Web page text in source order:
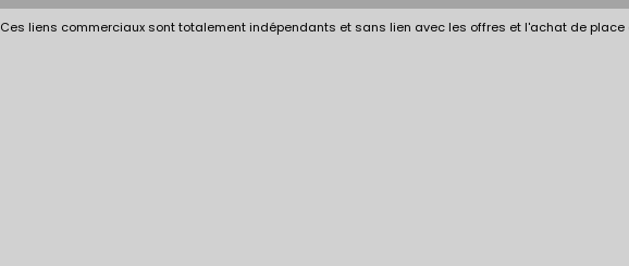
Ces liens commerciaux sont totalement indépendants et sans lien avec les offres et l'achat de place